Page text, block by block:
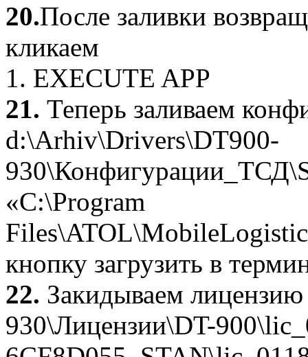
20.После заливки
кликаем
1. EXECUTE APP
21. Теперь заливаем
d:\Arhiv\Drivers\DT900-
«C:\Program
кнопку загрузить в
22. Закидываем
930\Лицензии\DT-